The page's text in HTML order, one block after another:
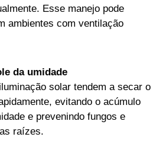
Esse manejo pode
ambientes com ventilação
da umidade
solar tendem a secar o
evitando o acúmulo
e prevenindo fungos e
raízes.